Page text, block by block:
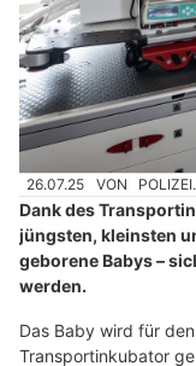
26.07.25 VON
Dank des
jüngsten, kleinsten
geborene Babys –
werden.
Das Baby wird für
Transportinkubator